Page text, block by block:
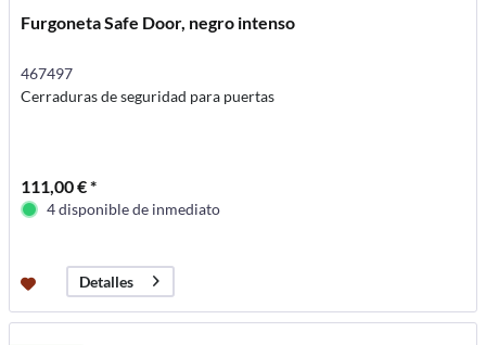
Furgoneta Safe Door, negro intenso
467497
Cerraduras de seguridad para puertas
111,00 € *
4 disponible de inmediato
Detalles